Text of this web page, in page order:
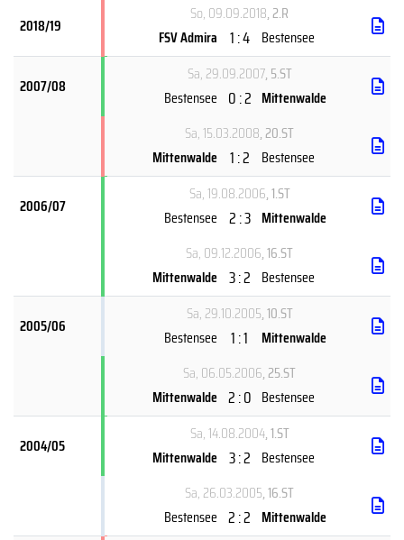
2018/19
So, 09.09.2018, 2.R
FSV Admira 1 : 4 Bestensee
2007/08
Sa, 29.09.2007, 5.ST
Bestensee 0 : 2 Mittenwalde
Sa, 15.03.2008, 20.ST
Mittenwalde 1 : 2 Bestensee
2006/07
Sa, 19.08.2006, 1.ST
Bestensee 2 : 3 Mittenwalde
Sa, 09.12.2006, 16.ST
Mittenwalde 3 : 2 Bestensee
2005/06
Sa, 29.10.2005, 10.ST
Bestensee
1 : 1
Mittenwalde
Sa, 06.05.2006, 25.ST
Mittenwalde 2 : 0 Bestensee
2004/05
Sa, 14.08.2004, 1.ST
Mittenwalde 3 : 2 Bestensee
Sa, 26.03.2005, 16.ST
Bestensee 2 : 2 Mittenwalde